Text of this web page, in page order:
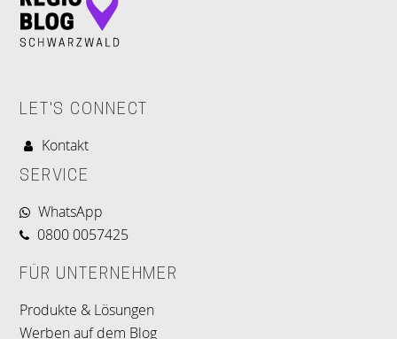
LET'S CONNECT
Kontakt
SERVICE
WhatsApp
0800 0057425
FÜR UNTERNEHMER
Produkte & Lösungen
Werben auf dem Blog